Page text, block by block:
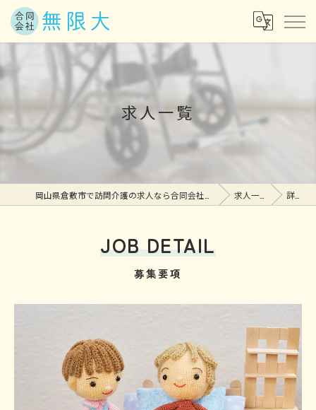
求人一覧
求人一覧 詳細
募集要項
JOB DETAIL